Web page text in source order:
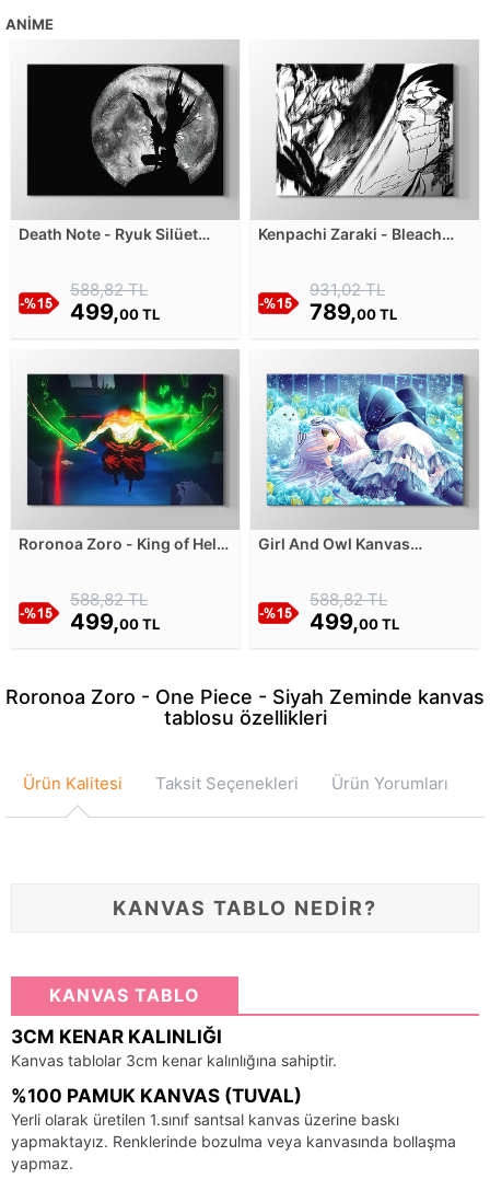
ANIME
Death Note - Ryuk Silüet
588,82 TL
499,00 TL
Kenpachi Zaraki - Bleach
931,02 TL
789,00 TL
Roronoa Zoro - King of Hell
588,82 TL
499,00 TL
Girl And Owl Kanvas
588,82 TL
499,00 TL
Roronoa Zoro - One Piece - Siyah Zeminde kanvas
tablosu özellikleri
Ürün Kalitesi Taksit Seçenekleri Ürün Yorumları
KANVAS TABLO NEDİR?
KANVAS TABLO
3CM KENAR KALINLIĞI
Kanvas tablolar 3cm kenar kalınlığına sahiptir.
%100 PAMUK KANVAS (TUVAL)
Yerli olarak üretilen 1.sınıf santsal kanvas üzerine baskı
yapmaktayız. Renklerinde bozulma veya kanvasında bollaşma
yapmaz.